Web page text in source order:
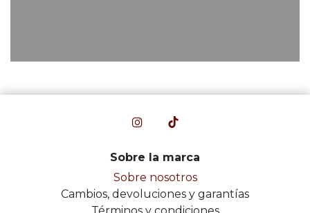
Sobre la marca
Sobre nosotros
Cambios, devoluciones y garantías
Términos y condiciones